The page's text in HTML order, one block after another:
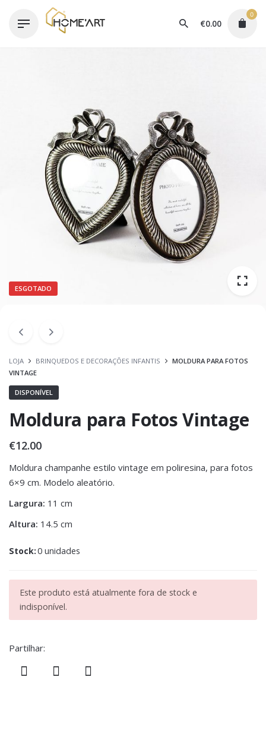
€0.00
0
ESGOTADO
LOJA BRINQUEDOS E DECORAÇÕES INFANTIS
MOLDURA PARA FOTOS
VINTAGE
DISPONÍVEL
Moldura para Fotos Vintage
€12.00
Moldura champanhe estilo vintage em poliresina, para fotos
6×9 cm. Modelo aleatório.
Largura: 11 cm
Altura: 14.5 cm
Stock:0 unidades
Este produto está atualmente fora de stock e
indisponível.
Partilhar: